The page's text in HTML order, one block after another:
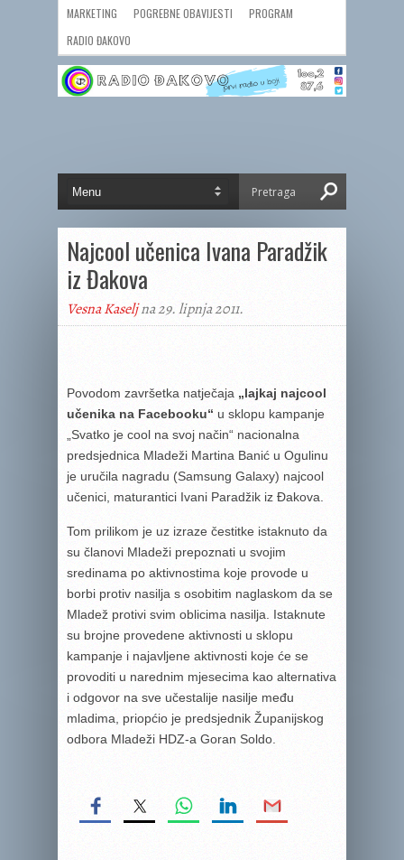
MARKETING POGREBNE OBAVIJESTI
PROGRAM
RADIO ĐAKOVO
Najcool učenica Ivana Paradžik
iz Đakova
Vesna Kaseljna 29. lipnja 2011.
Povodom završetka natječaja „lajkaj najcool
učenika na Facebooku“ u sklopu kampanje
„Svatko je cool na svoj način“ nacionalna
predsjednica Mladeži Martina Banić u Ogulinu
je uručila nagradu (Samsung Galaxy) najcool
učenici, maturantici Ivani Paradžik iz Đakova.
Tom prilikom je uz izraze čestitke istaknuto da
su članovi Mladeži prepoznati u svojim
sredinama po aktivnostima koje provode u
borbi protiv nasilja s osobitim naglaskom da se
Mladež protivi svim oblicima nasilja. Istaknute
su brojne provedene aktivnosti u sklopu
kampanje i najavljene aktivnosti koje će se
provoditi u narednim mjesecima kao alternativa
i odgovor na sve učestalije nasilje među
mladima, priopćio je predsjednik Županijskog
odbora Mladeži HDZ-a Goran Soldo.